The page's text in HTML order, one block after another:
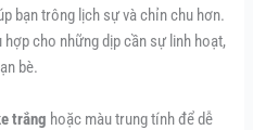
bạn trông lịch sự và chỉn chu hơn.
cho những dịp cần sự linh hoạt,
bè.
trắng hoặc màu trung tính để dễ